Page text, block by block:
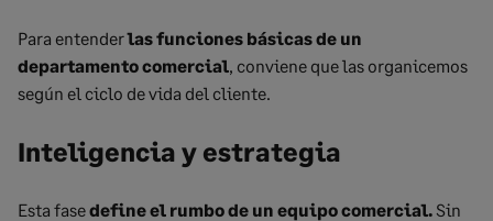
Para entenderlas funciones básicas de un
departamento comercial , conviene que las organicemos
según el ciclo de vida del cliente.
Inteligencia y estrategia
Esta fasedefine el rumbo de un equipo comercial.Sin